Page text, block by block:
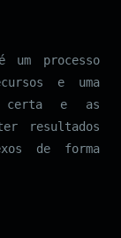
um processo
e uma
certa e as
resultados
de forma